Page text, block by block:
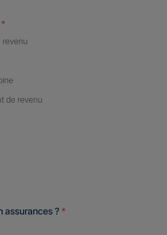
*
revenu
de revenu
assurances ? *